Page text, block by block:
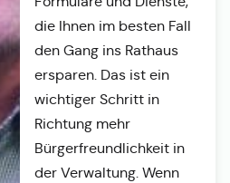
die Ihnen im besten Fall
den Gang ins Rathaus
ersparen. Das ist ein
wichtiger Schritt in
Richtung mehr
Bürgerfreundlichkeit in
der Verwaltung. Wenn